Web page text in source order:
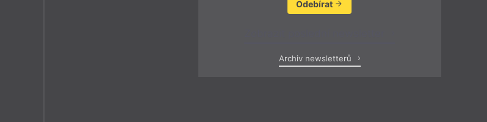
Odebírat
Archiv newsletterů